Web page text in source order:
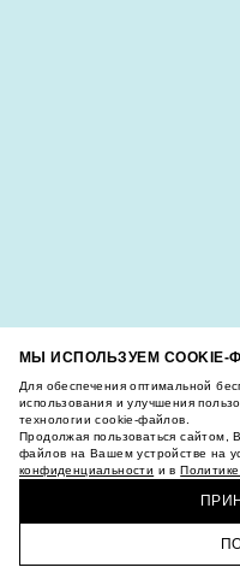
МЫ ИСПОЛЬЗУЕМ COOKIE-
Для обеспечения оптимальной
использования и улучшения
технологии cookie-файлов.
Продолжая пользоваться
файлов на Вашем устройстве на
конфиденциальности и в
ГЛАВНАЯ КАТАЛОГ